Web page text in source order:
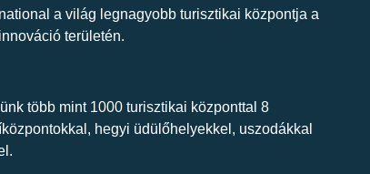
a világ legnagyobb turisztikai központja a
területén.
több mint 1000 turisztikai központtal 8
hegyi üdülőhelyekkel, uszodákkal